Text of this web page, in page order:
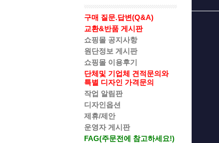
구매 질문.답변(Q&A)
교환&반품 게시판
쇼핑몰 공지사항
원단정보 게시판
쇼핑몰 이용후기
단체및 기업체 견적문의와
특별 디자인 가격문의
작업 알림판
디자인옵션
제휴/제안
운영자 게시판
FAG(주문전에 참고하세요!)